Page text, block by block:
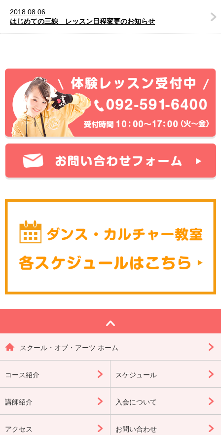
2018.08.06
はじめての三線 レッスン日程変更のお知らせ
スクール・オブ・アーツ ホーム
コース紹介 スケジュール
講師紹介 入会について
アクセス お問い合わせ